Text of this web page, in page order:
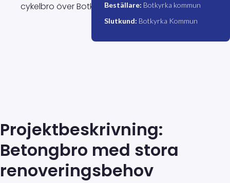
Beställare: Botkyrka kommun
Slutkund: Botkyrka Kommun
Projektbeskrivning:
Betongbro med stora
renoveringsbehov